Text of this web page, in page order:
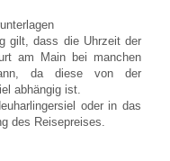
gilt, dass die Uhrzeit der
am Main bei manchen
da diese von der
abhängig ist.
oder in das
des Reisepreises.